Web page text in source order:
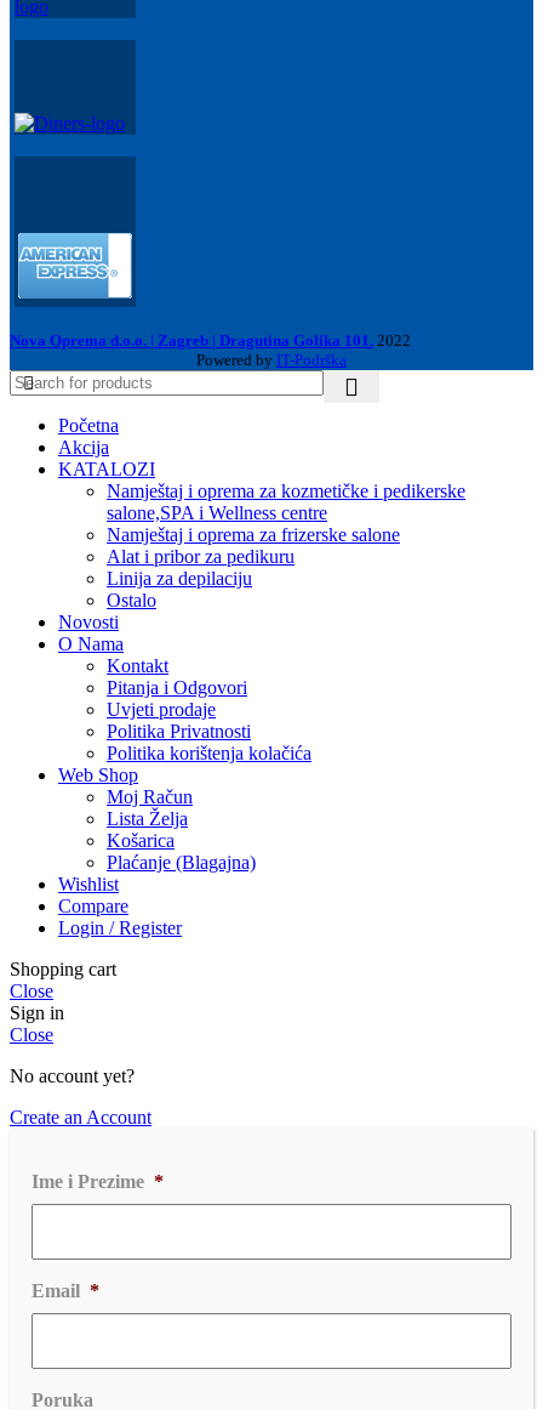
Nova Oprema d.o.o. | Zagreb | Dragutina Golika 101. 2022
Powered by IT-Podrška
Početna
Akcija
KATALOZI
Namještaj i oprema za kozmetičke i pedikerske
salone,SPA i Wellness centre
Namještaj i oprema za frizerske salone
Alat i pribor za pedikuru
Linija za depilaciju
Ostalo
Novosti
O Nama
Kontakt
Pitanja i Odgovori
Uvjeti prodaje
Politika Privatnosti
Politika korištenja kolačića
Web Shop
Moj Račun
Lista Želja
Košarica
Plaćanje (Blagajna)
Wishlist
Compare
Login / Register
Shopping cart
Close
Sign in
Close
No account yet?
Create an Account
Ime i Prezime *
Email *
Poruka